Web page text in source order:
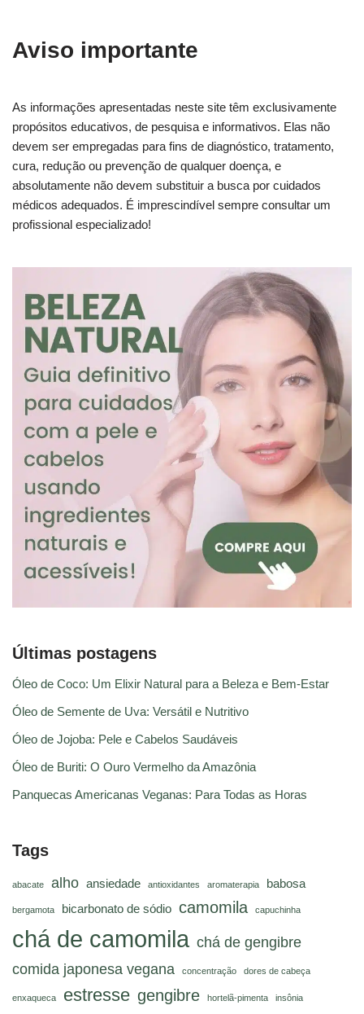
Aviso importante
As informações apresentadas neste site têm exclusivamente
propósitos educativos, de pesquisa e informativos. Elas não
devem ser empregadas para fins de diagnóstico, tratamento,
cura, redução ou prevenção de qualquer doença, e
absolutamente não devem substituir a busca por cuidados
médicos adequados. É imprescindível sempre consultar um
profissional especializado!
Últimas postagens
Óleo de Coco: Um Elixir Natural para a Beleza e Bem-Estar
Óleo de Semente de Uva: Versátil e Nutritivo
Óleo de Jojoba: Pele e Cabelos Saudáveis
Óleo de Buriti: O Ouro Vermelho da Amazônia
Panquecas Americanas Veganas: Para Todas as Horas
Tags
abacate alho ansiedade antioxidantes aromaterapia babosa
bergamota bicarbonato de sódio camomila capuchinha
chá de camomila chá de gengibre
comida japonesa vegana
concentração dores de cabeça
enxaqueca estresse gengibre hortelã-pimenta insônia